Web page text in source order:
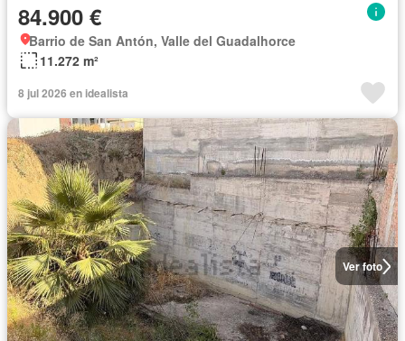
84.900 €
Barrio de San Antón, Valle del Guadalhorce
11.272 m²
8 jul 2026 en idealista
Ver foto